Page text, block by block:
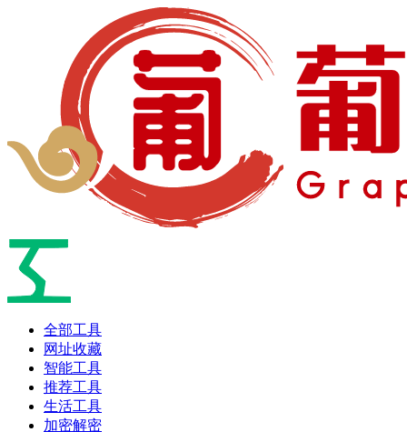
全部工具
网址收藏
智能工具
推荐工具
生活工具
加密解密